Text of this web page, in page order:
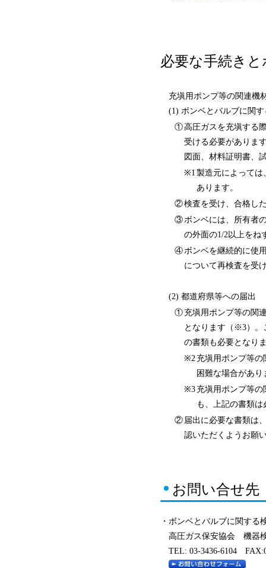
必要な手続き
充塡用ポンプ等の関連機
(1) ボンベとバルブに関す
①高圧ガスを充塡する
受ける必要がありま
図面、材料証明書、
※1 製造元によっては
あります。
②検査を受け、合格し
③ボンベには、所有者
の外面の1/2以上をね
④ボンベを継続的に使
について再検査を受
(2) 都道府県等への届出
① 充塡用ポンプ等の関
となります（※3）。
の書類も必要となり
※2 充塡用ポンプ等
困難な場合があ
※3 充塡用ポンプ等
も、上記の書類
② 届出に必要な書類は
認いただくようお願
お問い合せ先
・ボンベとバルブに関する
高圧ガス保安協会 機器
TEL: 03-3436-6104